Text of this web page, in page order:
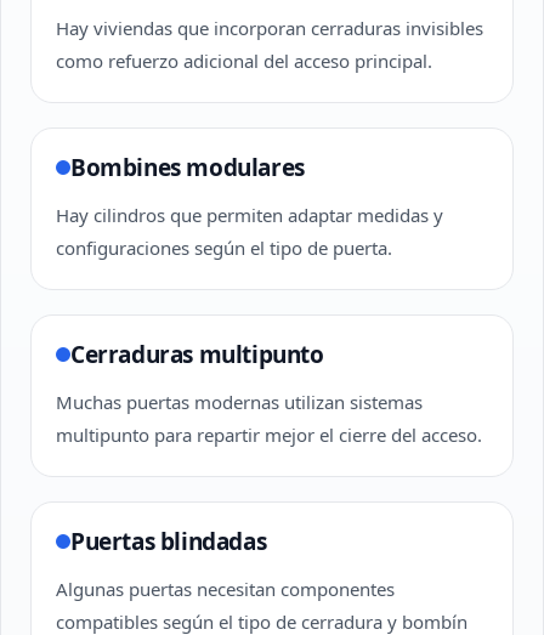
Hay viviendas que incorporan cerraduras invisibles
como refuerzo adicional del acceso principal.
Bombines modulares
Hay cilindros que permiten adaptar medidas y
configuraciones según el tipo de puerta.
Cerraduras multipunto
Muchas puertas modernas utilizan sistemas
multipunto para repartir mejor el cierre del acceso.
Puertas blindadas
Algunas puertas necesitan componentes
compatibles según el tipo de cerradura y bombín